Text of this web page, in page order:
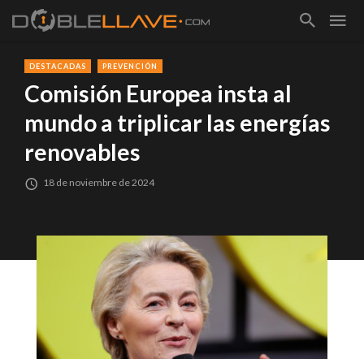
DESTACADAS PREVENCIÓN
Comisión Europea insta al
mundo a triplicar las energías
renovables
18 de noviembre de 2024